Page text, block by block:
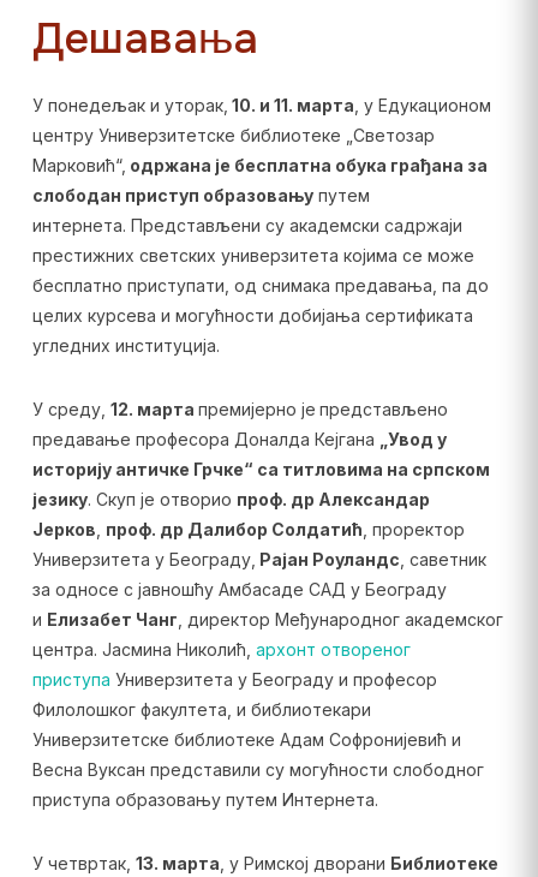
Дешавања
У понедељак и уторак, 10. и 11. марта , у Едукационом
центру Универзитетске библиотеке „Светозар
Марковић“, одржана је бесплатна обука грађана за
слободан приступ образовањупутем
интернета. Представљени су академски садржаји
престижних светских универзитета којима се може
бесплатно приступати, од снимака предавања, па до
целих курсева и могућности добијања сертификата
угледних институција.
У среду, 12. марта премијерно је представљено
предавање професора Доналда Кејгана
„Увод у
историју античке Грчке“ са титловима на српском
језику. Скуп је отворио проф. др Александар
Јерков проф. др Далибор Солдатић , проректор
Универзитета у Београду, Рајан Роуландс , саветник
за односе с јавношћу Амбасаде САД у Београду
и Елизабет Чанг , директор Међународног академског
центра. Јасмина Николић, архонт отвореног
приступа Универзитета у Београду и професор
Филолошког факултета, и библиотекари
Универзитетске библиотеке Адам Софронијевић и
Весна Вуксан представили су могућности слободног
приступа образовању путем Интернета.
У четвртак, 13. марта , у Римској дворани Библиотеке